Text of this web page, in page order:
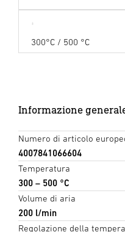
300°C / 500 °C
Informazione
Numero di articolo
4007841066604
Temperatura
300 – 500 °C
Volume di aria
200 l/min
Regolazione della